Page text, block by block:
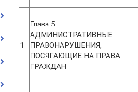
1
Глава 5.
АДМИНИСТРАТИВНЫЕ
ПРАВОНАРУШЕНИЯ,
ПОСЯГАЮЩИЕ НА ПРАВА
ГРАЖДАН